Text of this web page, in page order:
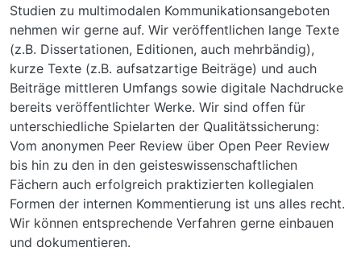
Studien zu multimodalen Kommunikationsangeboten
nehmen wir gerne auf. Wir veröffentlichen lange Texte
(z.B. Dissertationen, Editionen, auch mehrbändig),
kurze Texte (z.B. aufsatzartige Beiträge) und auch
Beiträge mittleren Umfangs sowie digitale Nachdrucke
bereits veröffentlichter Werke. Wir sind offen für
unterschiedliche Spielarten der Qualitätssicherung:
Vom anonymen Peer Review über Open Peer Review
bis hin zu den in den geisteswissenschaftlichen
Fächern auch erfolgreich praktizierten kollegialen
Formen der internen Kommentierung ist uns alles recht.
Wir können entsprechende Verfahren gerne einbauen
und dokumentieren.